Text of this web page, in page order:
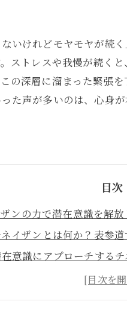
いけれどモヤモヤが
ストレスや我慢が続く
の深層に溜まった緊張
た声が多いのは、心
目次
ンの力で潜在意識を解
イザンとは何か？表参
意識にアプローチする
参道のプラクティショナ
イザンで心身の調和を